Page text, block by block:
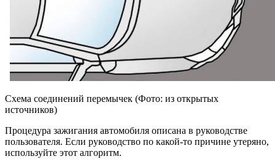
Схема соединений перемычек (Фото: из открытых
источников)
Процедура зажигания автомобиля описана в руководстве
пользователя. Если руководство по какой-то причине утеряно,
используйте этот алгоритм.